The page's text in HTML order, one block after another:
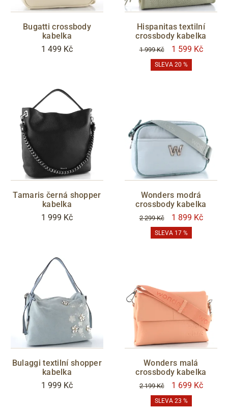
Bugatti crossbody
kabelka
1 499 Kč
Hispanitas textilní
crossbody kabelka
1 999 Kč 1 599 Kč
SLEVA 20 %
Tamaris černá shopper
kabelka
1 999 Kč
Wonders modrá
crossbody kabelka
2 299 Kč 1 899 Kč
SLEVA 17 %
Bulaggi textilní shopper
kabelka
1 999 Kč
Wonders malá
crossbody kabelka
2 199 Kč 1 699 Kč
SLEVA 23 %